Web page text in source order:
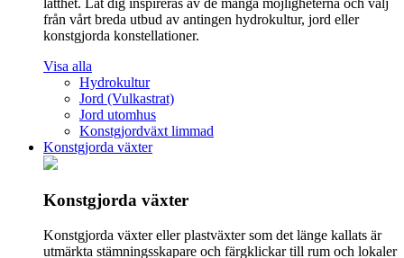
lätthet. Låt dig inspireras av de många möjligheterna och välj
från vårt breda utbud av antingen hydrokultur, jord eller
konstgjorda konstellationer.
Visa alla
Hydrokultur
Jord (Vulkastrat)
Jord utomhus
Konstgjordväxt limmad
Konstgjorda växter
Konstgjorda växter
Konstgjorda växter eller plastväxter som det länge kallats är
utmärkta stämningsskapare och färgklickar till rum och lokaler